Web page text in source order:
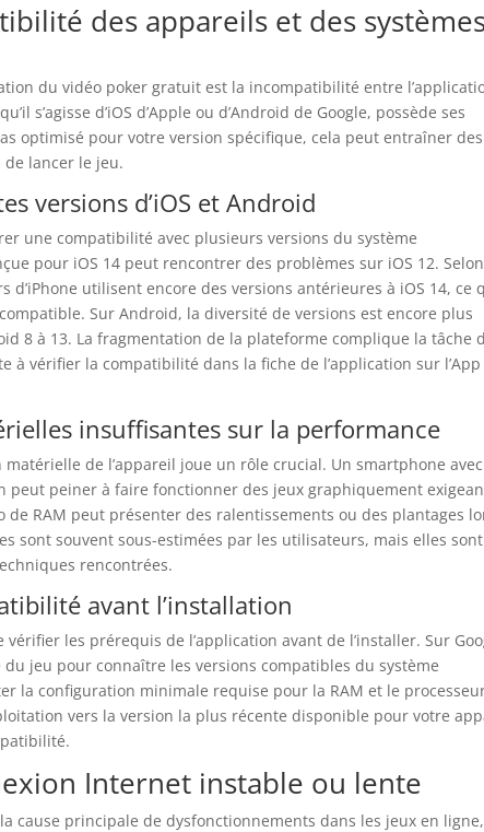
des appareils et des
du vidéo poker gratuit est la incompatibilité entre
s’agisse d’iOS d’Apple ou d’Android de Google, possède ses
optimisé pour votre version spécifique, cela peut entraîner des
de lancer le jeu.
versions d’iOS et Android
une compatibilité avec plusieurs versions du système
pour iOS 14 peut rencontrer des problèmes sur iOS 12. Selon
d’iPhone utilisent encore des versions antérieures à iOS 14, ce
Sur Android, la diversité de versions est encore plus
8 à 13. La fragmentation de la plateforme complique la tâche
vérifier la compatibilité dans la fiche de l’application sur l’App
insuffisantes sur la performance
de l’appareil joue un rôle crucial. Un smartphone
peut peiner à faire fonctionner des jeux graphiquement
RAM peut présenter des ralentissements ou des plantages
sont souvent sous-estimées par les utilisateurs, mais elles sont
rencontrées.
avant l’installation
les prérequis de l’application avant de l’installer. Sur
du jeu pour connaître les versions compatibles du système
la configuration minimale requise pour la RAM et le
vers la version la plus récente disponible pour votre
Internet instable ou lente
cause principale de dysfonctionnements dans les jeux en